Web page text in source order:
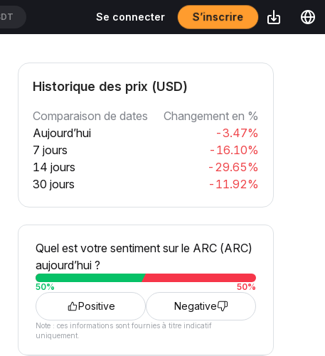
Se connecter S’inscrire
Historique des prix (USD)
Comparaison de dates
Changement en %
Aujourd’hui
-3.47%
7 jours
-16.10%
14 jours
-29.65%
30 jours
-11.92%
Quel est votre sentiment sur le ARC (ARC)
aujourd’hui ?
50% 50%
Positive Negative
Note : ces informations sont fournies à titre indicatif
uniquement.